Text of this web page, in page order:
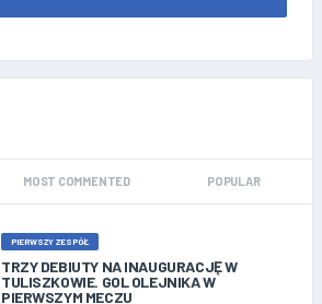
MOST COMMENTED POPULAR
PIERWSZY ZESPÓŁ
TRZY DEBIUTY NA INAUGURACJĘ W
TULISZKOWIE. GOL OLEJNIKA W
PIERWSZYM MECZU